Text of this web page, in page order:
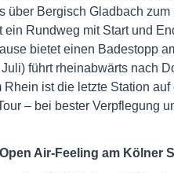
über Bergisch Gladbach
ein Rundweg mit Start und
bietet einen Badestopp
führt rheinabwärts nach
ist die letzte Station
– bei bester Verpflegung
Air-Feeling am Kölner